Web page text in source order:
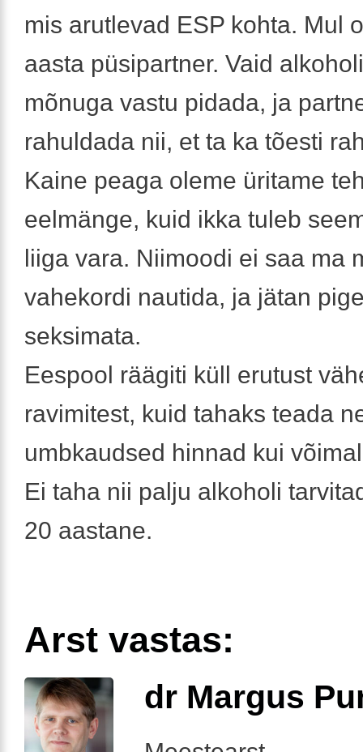
mis arutlevad ESP kohta. Mul
aasta püsipartner. Vaid
mõnuga vastu pidada, ja
rahuldada nii, et ta ka tõesti
Kaine peaga oleme üritame
eelmänge, kuid ikka tuleb
liiga vara. Niimoodi ei saa ma
vahekordi nautida, ja jätan
seksimata.
Eespool räägiti küll erutust
ravimitest, kuid tahaks teada
umbkaudsed hinnad kui
Ei taha nii palju alkoholi
20 aastane.
Arst vastas:
dr Margus